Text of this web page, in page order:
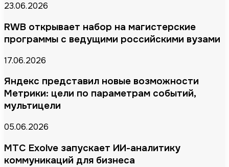
23.06.2026
RWB открывает набор на магистерские
программы с ведущими российскими вузами
17.06.2026
Яндекс представил новые возможности
Метрики: цели по параметрам событий,
мультицели
05.06.2026
МТС Exolve запускает ИИ-аналитику
коммуникаций для бизнеса